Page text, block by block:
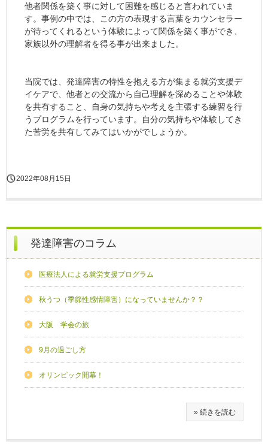
他者関係を築く事に対して困難を感じると言われていま
す。事例の中では、この方の表現する言葉をカウンセラー
が待ってくれるという体験によって関係を築く事ができ、
家族以外の理解者を得る事が出来ました。
当院では、発達障害の特性を抱える方が集まる就労支援デ
イケアで、他者との交流から自己理解を深めることや体験
を共有すること、自身の気持ちや考えを主張する練習を行
うプログラムを行っています。自分の気持ちや体験してき
た苦労を共有してみてはいかがでしょうか。
2022年08月15日
発達障害のコラム
医療法人による就労支援プログラム
秋うつ（季節性感情障害）になっていませんか？？
大阪 学会の旅
9月の過ごし方
オリンピック開幕！
» 続きを読む